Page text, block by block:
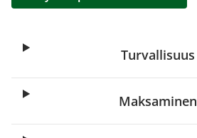
Turvallisuus
Maksaminen